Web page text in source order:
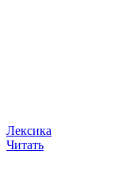
Лексика
Читать